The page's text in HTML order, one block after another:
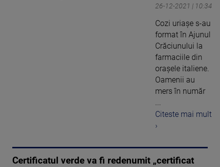
26-12-2021 | 10:34
Cozi uriașe s-au
format în Ajunul
Crăciunului la
farmaciile din
orașele italiene.
Oamenii au
mers în număr
Citeste mai mult
›
Certificatul verde va fi redenumit „certificat